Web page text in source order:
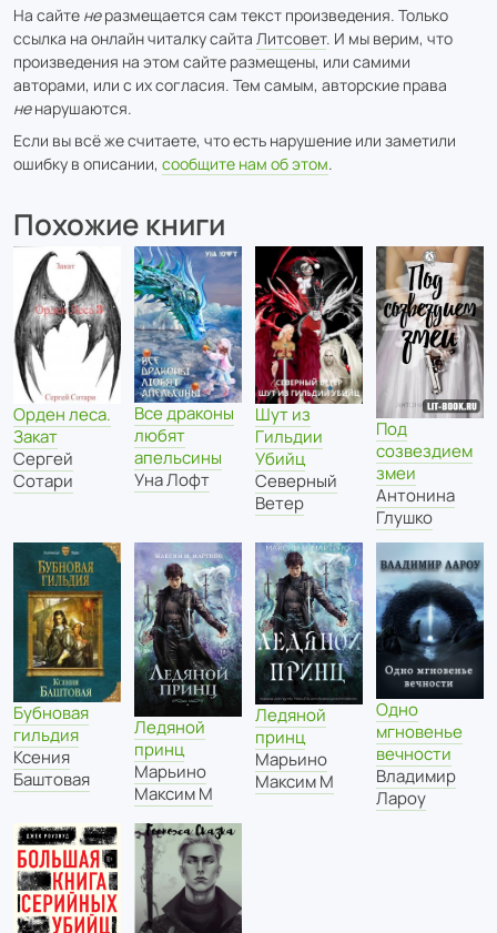
На сайте неразмещается сам текст произведения. Только
ссылка на онлайн читалку сайта Литсовет. И мы верим, что
произведения на этом сайте размещены, или самими
авторами, или с их согласия. Тем самым, авторские права
ненарушаются.
Если вы всё же считаете, что есть нарушение или заметили
ошибку в описании, сообщите нам об этом.
Похожие книги
Орден леса.
Закат
Сергей
Сотари
Все драконы
любят
апельсины
Уна Лофт
Шут из
Гильдии
Убийц
Северный
Ветер
Под
созвездием
змеи
Антонина
Глушко
Бубновая
гильдия
Ксения
Баштовая
Ледяной
принц
Марьино
Максим М
Ледяной
принц
Марьино
Максим М
Одно
мгновенье
вечности
Владимир
Лароу